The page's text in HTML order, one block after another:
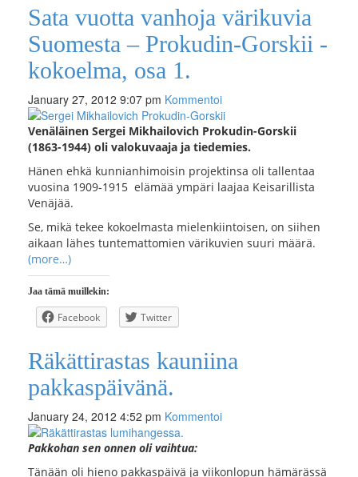
Sata vuotta vanhoja värikuvia
Suomesta – Prokudin-Gorskii -
kokoelma, osa 1.
January 27, 2012 9:07 pm Kommentoi
Venäläinen Sergei Mikhailovich Prokudin-Gorskii
(1863-1944) oli valokuvaaja ja tiedemies.
Hänen ehkä kunnianhimoisin projektinsa oli tallentaa
vuosina 1909-1915 elämää ympäri laajaa Keisarillista
Venäjää.
Se, mikä tekee kokoelmasta mielenkiintoisen, on siihen
aikaan lähes tuntemattomien värikuvien suuri määrä.
(more…)
Jaa tämä muillekin:
Facebook Twitter
Räkättirastas kauniina
pakkaspäivänä.
January 24, 2012 4:52 pm Kommentoi
Pakkohan sen onnen oli vaihtua:
Tänään oli hieno pakkaspäivä ja viikonlopun hämärässä